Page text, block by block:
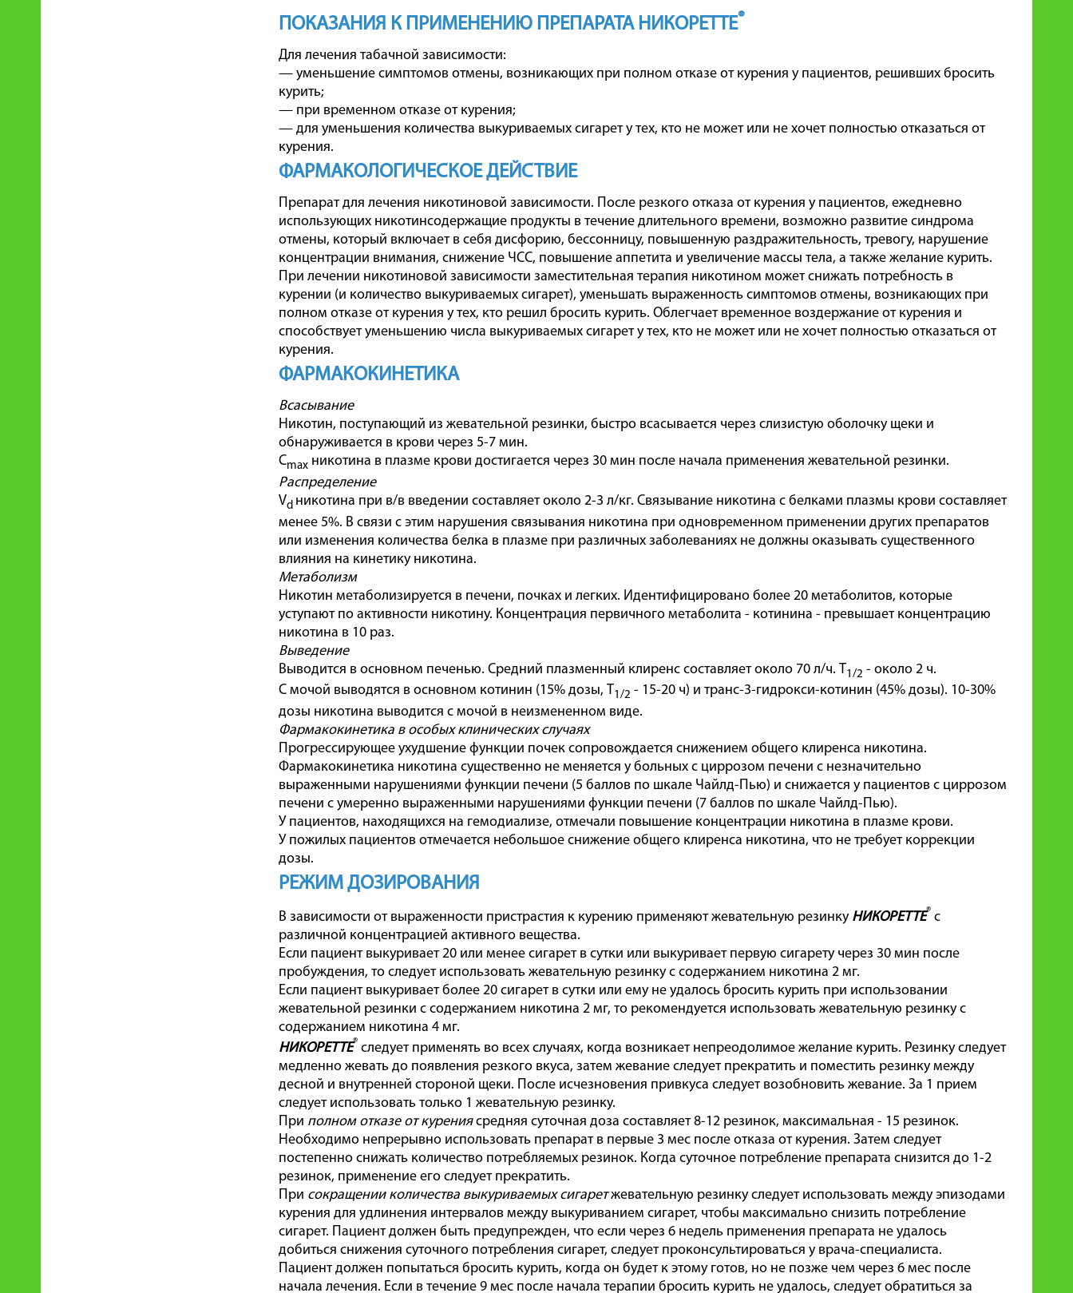
ПОКАЗАНИЯ К ПРИМЕНЕНИЮ ПРЕПАРАТА НИКОРЕТТЕ®
Для лечения табачной зависимости:
— уменьшение симптомов отмены, возникающих при полном отказе от курения у пациентов, решивших бросить
курить;
— при временном отказе от курения;
— для уменьшения количества выкуриваемых сигарет у тех, кто не может или не хочет полностью отказаться от
курения.
ФАРМАКОЛОГИЧЕСКОЕ ДЕЙСТВИЕ
Препарат для лечения никотиновой зависимости. После резкого отказа от курения у пациентов, ежедневно
использующих никотинсодержащие продукты в течение длительного времени, возможно развитие синдрома
отмены, который включает в себя дисфорию, бессонницу, повышенную раздражительность, тревогу, нарушение
концентрации внимания, снижение ЧСС, повышение аппетита и увеличение массы тела, а также желание курить.
При лечении никотиновой зависимости заместительная терапия никотином может снижать потребность в
курении (и количество выкуриваемых сигарет), уменьшать выраженность симптомов отмены, возникающих при
полном отказе от курения у тех, кто решил бросить курить. Облегчает временное воздержание от курения и
способствует уменьшению числа выкуриваемых сигарет у тех, кто не может или не хочет полностью отказаться от
курения.
ФАРМАКОКИНЕТИКА
Всасывание
Никотин, поступающий из жевательной резинки, быстро всасывается через слизистую оболочку щеки и
обнаруживается в крови через 5-7 мин.
Cmax никотина в плазме крови достигается через 30 мин после начала применения жевательной резинки.
Распределение
Vd никотина при в/в введении составляет около 2-3 л/кг. Связывание никотина с белками плазмы крови составляет
менее 5%. В связи с этим нарушения связывания никотина при одновременном применении других препаратов
или изменения количества белка в плазме при различных заболеваниях не должны оказывать существенного
влияния на кинетику никотина.
Метаболизм
Никотин метаболизируется в печени, почках и легких. Идентифицировано более 20 метаболитов, которые
уступают по активности никотину. Концентрация первичного метаболита - котинина - превышает концентрацию
никотина в 10 раз.
Выведение
Выводится в основном печенью. Средний плазменный клиренс составляет около 70 л/ч. T1/2 - около 2 ч.
С мочой выводятся в основном котинин (15% дозы, T1/2 - 15-20 ч) и транс-3-гидрокси-котинин (45% дозы). 10-30%
дозы никотина выводится с мочой в неизмененном виде.
Фармакокинетика в особых клинических случаях
Прогрессирующее ухудшение функции почек сопровождается снижением общего клиренса никотина.
Фармакокинетика никотина существенно не меняется у больных с циррозом печени с незначительно
выраженными нарушениями функции печени (5 баллов по шкале Чайлд-Пью) и снижается у пациентов с циррозом
печени с умеренно выраженными нарушениями функции печени (7 баллов по шкале Чайлд-Пью).
У пациентов, находящихся на гемодиализе, отмечали повышение концентрации никотина в плазме крови.
У пожилых пациентов отмечается небольшое снижение общего клиренса никотина, что не требует коррекции
дозы.
РЕЖИМ ДОЗИРОВАНИЯ
В зависимости от выраженности пристрастия к курению применяют жевательную резинку НИКОРЕТТЕ® с
различной концентрацией активного вещества.
Если пациент выкуривает 20 или менее сигарет в сутки или выкуривает первую сигарету через 30 мин после
пробуждения, то следует использовать жевательную резинку с содержанием никотина 2 мг.
Если пациент выкуривает более 20 сигарет в сутки или ему не удалось бросить курить при использовании
жевательной резинки с содержанием никотина 2 мг, то рекомендуется использовать жевательную резинку с
содержанием никотина 4 мг.
НИКОРЕТТЕ® следует применять во всех случаях, когда возникает непреодолимое желание курить. Резинку следует
медленно жевать до появления резкого вкуса, затем жевание следует прекратить и поместить резинку между
десной и внутренней стороной щеки. После исчезновения привкуса следует возобновить жевание. За 1 прием
следует использовать только 1 жевательную резинку.
При полном отказе от курениясредняя суточная доза составляет 8-12 резинок, максимальная - 15 резинок.
Необходимо непрерывно использовать препарат в первые 3 мес после отказа от курения. Затем следует
постепенно снижать количество потребляемых резинок. Когда суточное потребление препарата снизится до 1-2
резинок, применение его следует прекратить.
При сокращении количества выкуриваемых сигаретжевательную резинку следует использовать между эпизодами
курения для удлинения интервалов между выкуриванием сигарет, чтобы максимально снизить потребление
сигарет. Пациент должен быть предупрежден, что если через 6 недель применения препарата не удалось
добиться снижения суточного потребления сигарет, следует проконсультироваться у врача-специалиста.
Пациент должен попытаться бросить курить, когда он будет к этому готов, но не позже чем через 6 мес после
начала лечения. Если в течение 9 мес после начала терапии бросить курить не удалось, следует обратиться за